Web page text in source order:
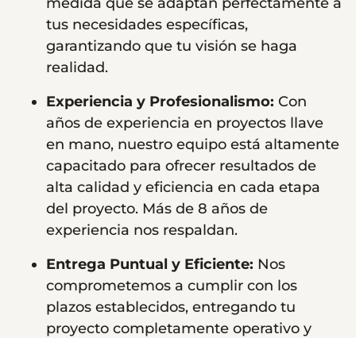
tus necesidades específicas,
garantizando que tu visión se haga
realidad.
Experiencia y Profesionalismo: Con
años de experiencia en proyectos llave
en mano, nuestro equipo está altamente
capacitado para ofrecer resultados de
alta calidad y eficiencia en cada etapa
del proyecto. Más de 8 años de
experiencia nos respaldan.
Entrega Puntual y Eficiente: Nos
comprometemos a cumplir con los
plazos establecidos, entregando tu
proyecto completamente operativo y